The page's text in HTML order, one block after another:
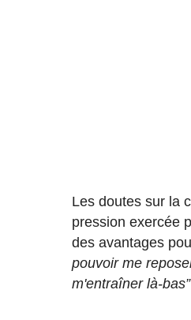
Les doutes sur la
pression exercée
des avantages
pouvoir me
m'entraîner là-bas”